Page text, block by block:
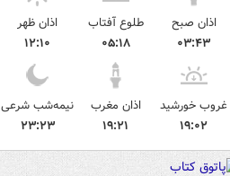
اذان صبح
۰۳:۴۳
طلوع آفتاب
۰۵:۱۸
اذان ظهر
۱۲:۱۰
غروب خورشید
۱۹:۰۲
اذان مغرب
۱۹:۲۱
نیمه‌شب شرعی
۲۳:۲۳